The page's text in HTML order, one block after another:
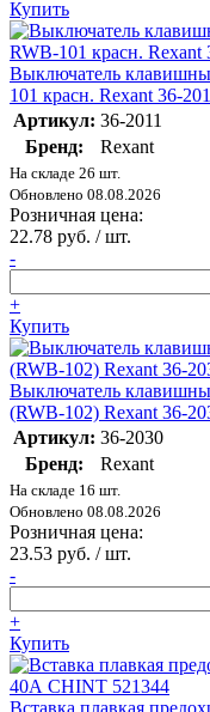
Купить
Выключатель
101 красн. Rexant 36-
Артикул: 36-2011
Бренд:
Rexant
На складе 26 шт.
Обновлено 08.08.2026
Розничная цена:
22.78 руб. / шт.
-
+
Купить
Выключатель
(RWB-102) Rexant 36-
Артикул: 36-2030
Бренд:
Rexant
На складе 16 шт.
Обновлено 08.08.2026
Розничная цена:
23.53 руб. / шт.
-
+
Купить
Вставка плавкая